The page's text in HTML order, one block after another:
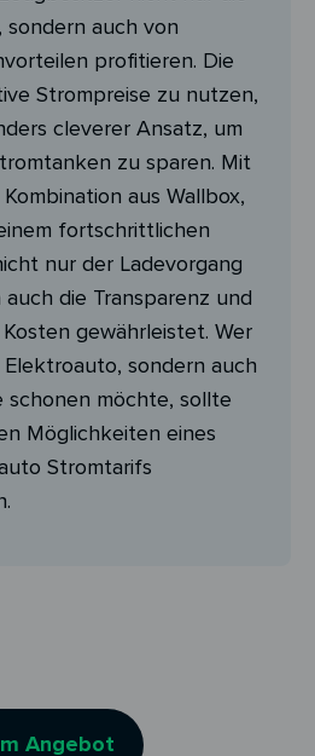
auch von
profitieren. Die
Strompreise zu nutzen,
cleverer Ansatz, um
zu sparen. Mit
aus Wallbox,
fortschrittlichen
nur der Ladevorgang
die Transparenz und
gewährleistet. Wer
sondern auch
schonen möchte, sollte
Möglichkeiten eines
Stromtarifs
Angebot